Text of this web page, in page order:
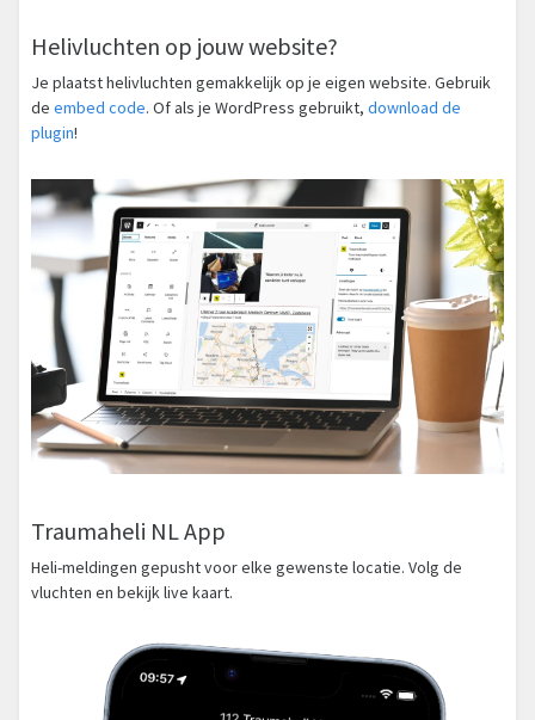
Helivluchten op jouw website?
Je plaatst helivluchten gemakkelijk op je eigen website. Gebruik
de embed code. Of als je WordPress gebruikt, download de
plugin!
Traumaheli NL App
Heli-meldingen gepusht voor elke gewenste locatie. Volg de
vluchten en bekijk live kaart.